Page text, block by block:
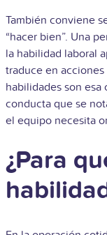
También conviene
“hacer bien”. Una
la habilidad laboral
traduce en
habilidades son
conducta que se
el equipo necesita
¿Para